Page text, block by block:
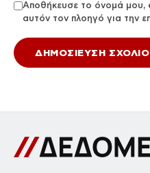
Αποθήκευσε το όνομά μου,
αυτόν τον πλοηγό για την